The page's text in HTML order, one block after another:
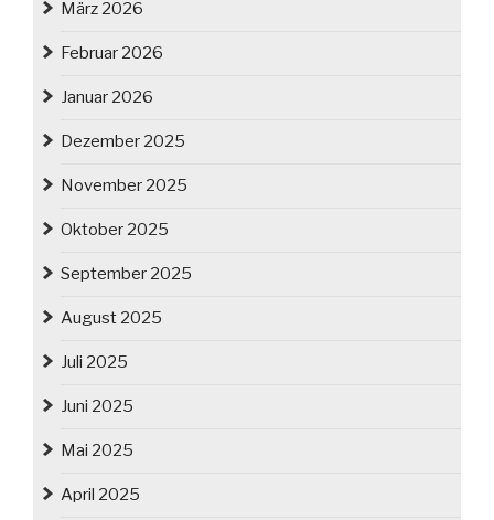
März 2026
Februar 2026
Januar 2026
Dezember 2025
November 2025
Oktober 2025
September 2025
August 2025
Juli 2025
Juni 2025
Mai 2025
April 2025